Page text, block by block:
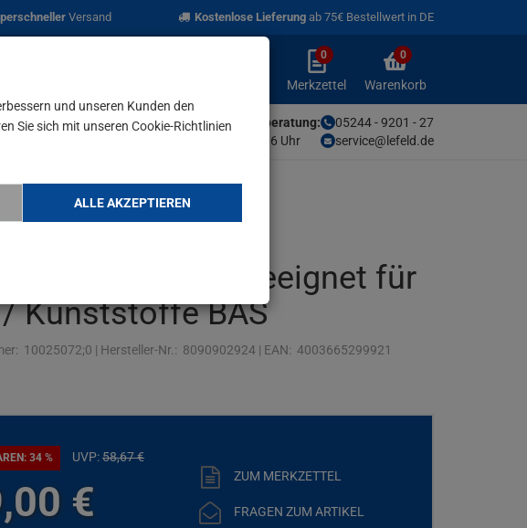
Versand Kostenlose Lieferung ab 75€ Bestellwert in DE
Merkzettel
aufklappen
0
Merkzettel
Warenkorb
0
Warenkorb
05244 - 9201 - 27
service@lefeld.de
Unsere Fachberatung:
Mo-Fr von 9-16 Uhr
…
mm A6, geeignet für
Kunststoffe BAS
10025072;0 | Hersteller-Nr.: 8090902924 | EAN: 4003665299921
34 % UVP:58,67€
00 €
ZUM MERKZETTEL
FRAGEN ZUM ARTIKEL
und unseren Kunden den
Sie sich mit unseren Cookie-Richtlinien
ALLE AKZEPTIEREN